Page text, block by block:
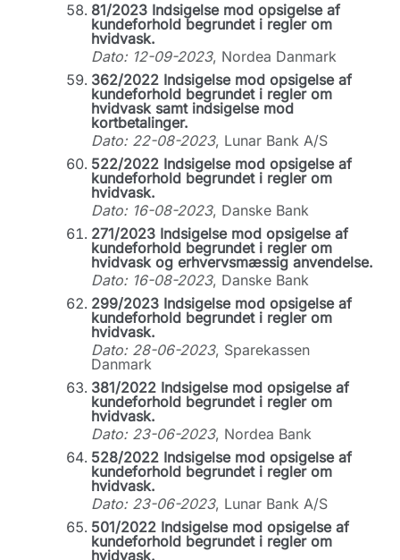
81/2023 Indsigelse mod opsigelse af
kundeforhold begrundet i regler om
hvidvask.
Dato: 12-09-2023, Nordea Danmark
362/2022 Indsigelse mod opsigelse af
kundeforhold begrundet i regler om
hvidvask samt indsigelse mod
kortbetalinger.
Dato: 22-08-2023, Lunar Bank A/S
522/2022 Indsigelse mod opsigelse af
kundeforhold begrundet i regler om
hvidvask.
Dato: 16-08-2023, Danske Bank
271/2023 Indsigelse mod opsigelse af
kundeforhold begrundet i regler om
hvidvask og erhvervsmæssig anvendelse.
Dato: 16-08-2023, Danske Bank
299/2023 Indsigelse mod opsigelse af
kundeforhold begrundet i regler om
hvidvask.
Dato: 28-06-2023, Sparekassen
Danmark
381/2022 Indsigelse mod opsigelse af
kundeforhold begrundet i regler om
hvidvask.
Dato: 23-06-2023, Nordea Bank
528/2022 Indsigelse mod opsigelse af
kundeforhold begrundet i regler om
hvidvask.
Dato: 23-06-2023, Lunar Bank A/S
501/2022 Indsigelse mod opsigelse af
kundeforhold begrundet i regler om
hvidvask.